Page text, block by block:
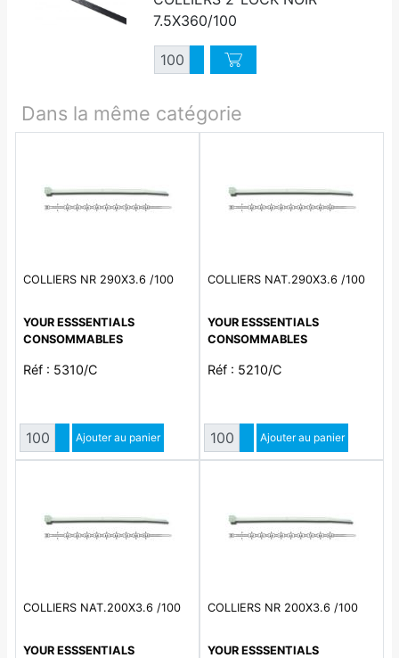
7.5X360/100
QuantitéAugmenter quantité
Diminuer quantité
Dans la même catégorie
COLLIERS NR 290X3.6 /100
YOUR ESSSENTIALS
CONSOMMABLES
Réf : 5310/C
QuantitéAugmenter quantité
Diminuer quantité
Ajouter au panier
COLLIERS NAT.290X3.6 /100
YOUR ESSSENTIALS
CONSOMMABLES
Réf : 5210/C
QuantitéAugmenter quantité
Diminuer quantité
Ajouter au panier
COLLIERS NAT.200X3.6 /100
YOUR ESSSENTIALS
COLLIERS NR 200X3.6 /100
YOUR ESSSENTIALS